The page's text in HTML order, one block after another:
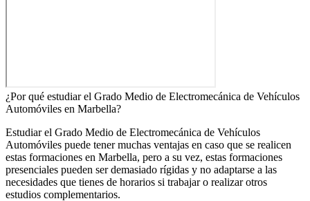
¿Por qué estudiar el Grado Medio de Electromecánica de Vehículos
Automóviles en Marbella?
Estudiar el Grado Medio de Electromecánica de Vehículos
Automóviles puede tener muchas ventajas en caso que se realicen
estas formaciones en Marbella, pero a su vez, estas formaciones
presenciales pueden ser demasiado rígidas y no adaptarse a las
necesidades que tienes de horarios si trabajar o realizar otros
estudios complementarios.